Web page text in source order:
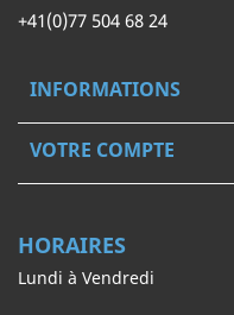
+41(0)77 504 68 24
INFORMATIONS
VOTRE COMPTE
HORAIRES
Lundi à Vendredi